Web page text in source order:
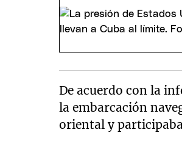
De acuerdo con la
la embarcación
oriental y